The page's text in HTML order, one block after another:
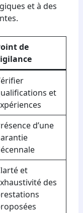
et à des
de
et
d’une
et
des